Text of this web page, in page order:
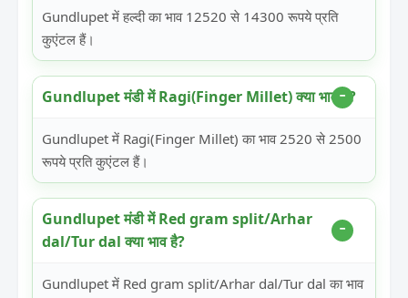
Gundlupet में हल्दी का भाव 12520 से 14300 रूपये प्रति
कुएंटल हैं।
Gundlupet मंडी में Ragi(Finger Millet) क्या भाव है?
Gundlupet में Ragi(Finger Millet) का भाव 2520 से 2500
रूपये प्रति कुएंटल हैं।
Gundlupet मंडी में Red gram split/Arhar
dal/Tur dal क्या भाव है?
Gundlupet में Red gram split/Arhar dal/Tur dal का भाव